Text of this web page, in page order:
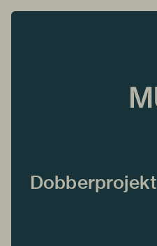
Dobberprojekt